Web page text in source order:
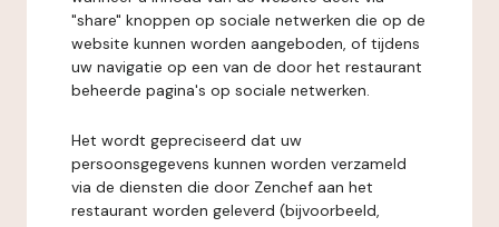
"share" knoppen op sociale netwerken die op de
website kunnen worden aangeboden, of tijdens
uw navigatie op een van de door het restaurant
beheerde pagina's op sociale netwerken.
Het wordt gepreciseerd dat uw
persoonsgegevens kunnen worden verzameld
via de diensten die door Zenchef aan het
restaurant worden geleverd (bijvoorbeeld,